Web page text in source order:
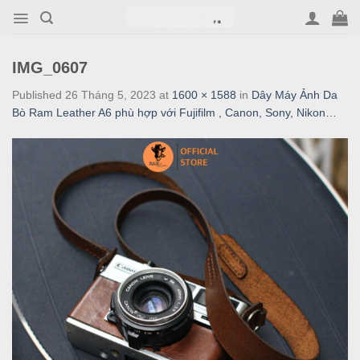
IMG_0607
Published 26 Tháng 5, 2023 at 1600 × 1588 in Dây Máy Ảnh Da
Bò Ram Leather A6 phù hợp với Fujifilm , Canon, Sony, Nikon…